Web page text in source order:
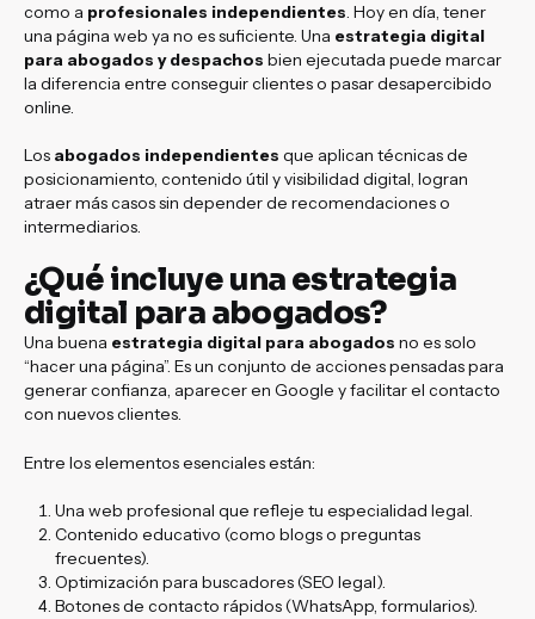
como a profesionales independientes . Hoy en día, tener
una página web ya no es suficiente. Una estrategia digital
para abogados y despachos bien ejecutada puede marcar
la diferencia entre conseguir clientes o pasar desapercibido
online.
Los abogados independientes que aplican técnicas de
posicionamiento, contenido útil y visibilidad digital, logran
atraer más casos sin depender de recomendaciones o
intermediarios.
¿Qué incluye una estrategia
digital para abogados?
Una buena estrategia digital para abogados no es solo
“hacer una página”. Es un conjunto de acciones pensadas para
generar confianza, aparecer en Google y facilitar el contacto
con nuevos clientes.
Entre los elementos esenciales están:
Una web profesional que refleje tu especialidad legal.
Contenido educativo (como blogs o preguntas
frecuentes).
Optimización para buscadores (SEO legal).
Botones de contacto rápidos (WhatsApp, formularios).